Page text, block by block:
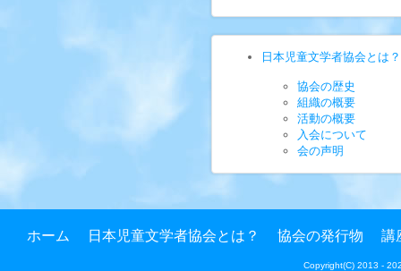
日本児童文学者協会とは？
協会の歴史
組織の概要
活動の概要
入会について
会の声明
ホーム 日本児童文学者協会とは？ 協会の発行物 講
Copyright(C) 2013 -